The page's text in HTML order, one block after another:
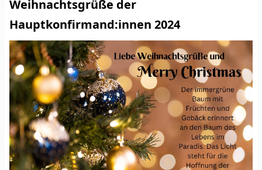
Weihnachtsgrüße der
Hauptkonfirmand:innen 2024